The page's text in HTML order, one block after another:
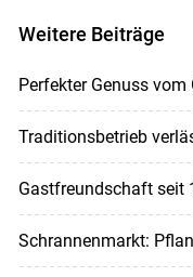
Weitere Beiträge
Perfekter Genuss vom
Traditionsbetrieb
Gastfreundschaft seit
Schrannenmarkt: